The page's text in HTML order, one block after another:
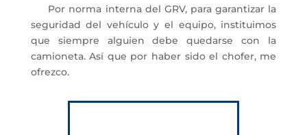
Por norma interna del GRV, para garantizar la
seguridad del vehículo y el equipo, instituimos
que siempre alguien debe quedarse con la
camioneta. Así que por haber sido el chofer, me
ofrezco.